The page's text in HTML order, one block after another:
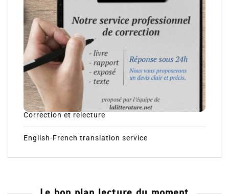
Correction et relecture
English-French translation service